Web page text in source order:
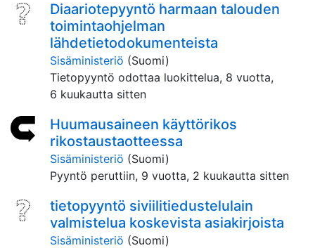
Diaariotepyyntö harmaan talouden
toimintaohjelman
lähdetietodokumenteista
Sisäministeriö (Suomi)
Tietopyyntö odottaa luokittelua, 8 vuotta,
6 kuukautta sitten
Huumausaineen käyttörikos
rikostaustaotteessa
Sisäministeriö (Suomi)
Pyyntö peruttiin, 9 vuotta, 2 kuukautta sitten
tietopyyntö siviilitiedustelulain
valmistelua koskevista asiakirjoista
Sisäministeriö (Suomi)